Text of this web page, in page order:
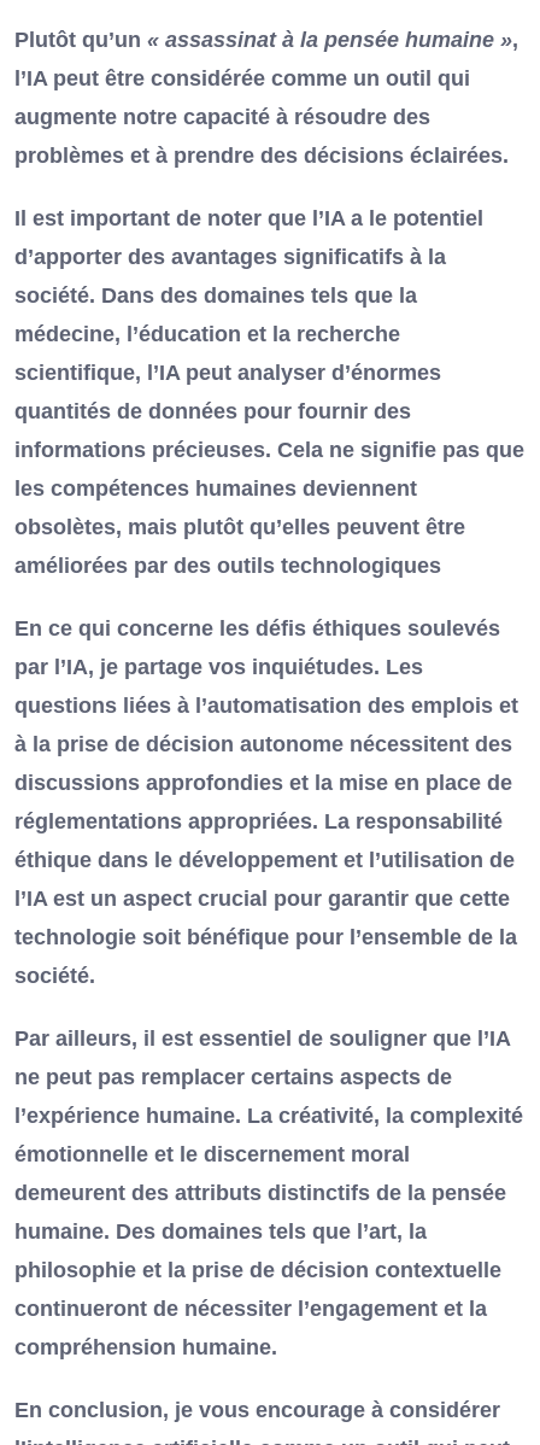
Plutôt qu’un « assassinat à la pensée humaine »,
l’IA peut être considérée comme un outil qui
augmente notre capacité à résoudre des
problèmes et à prendre des décisions éclairées.
Il est important de noter que l’IA a le potentiel
d’apporter des avantages significatifs à la
société. Dans des domaines tels que la
médecine, l’éducation et la recherche
scientifique, l’IA peut analyser d’énormes
quantités de données pour fournir des
informations précieuses. Cela ne signifie pas que
les compétences humaines deviennent
obsolètes, mais plutôt qu’elles peuvent être
améliorées par des outils technologiques
En ce qui concerne les défis éthiques soulevés
par l’IA, je partage vos inquiétudes. Les
questions liées à l’automatisation des emplois et
à la prise de décision autonome nécessitent des
discussions approfondies et la mise en place de
réglementations appropriées. La responsabilité
éthique dans le développement et l’utilisation de
l’IA est un aspect crucial pour garantir que cette
technologie soit bénéfique pour l’ensemble de la
société.
Par ailleurs, il est essentiel de souligner que l’IA
ne peut pas remplacer certains aspects de
l’expérience humaine. La créativité, la complexité
émotionnelle et le discernement moral
demeurent des attributs distinctifs de la pensée
humaine. Des domaines tels que l’art, la
philosophie et la prise de décision contextuelle
continueront de nécessiter l’engagement et la
compréhension humaine.
En conclusion, je vous encourage à considérer